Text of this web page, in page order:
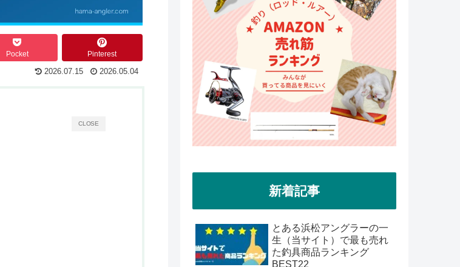
Pocket Pinterest
2026.07.15 2026.05.04
CLOSE
新着記事
とある浜松アングラーの一
生（当サイト）で最も売れ
た釣具商品ランキング
BEST22